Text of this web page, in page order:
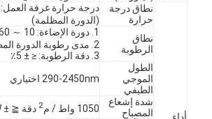
مدونة
أجهزة اختبار الأجهزة الكهربائية
مختبر كفاءة الطاقة
نطاق درجة
حرارة
(الدورة المظلمة)
نطاق
الرطوبة
1. دورة الإضاءة: 10 ～ 60٪ RH
2. مدى رطوبة الدورة المظلمة: حتى 100٪
3. دقة الرطوبة: ≤ ± 5٪
الطول
الموجي
الطيفي
290-2450nm اختياري
شدة إشعاع
المصباح
1050 واط / م 2 دقة ≦ ± 0.01W / م